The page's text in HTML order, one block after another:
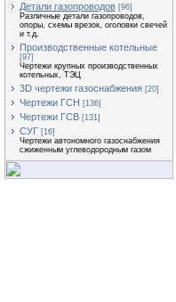
Детали газопроводов [96]
Различные детали газопроводов,
опоры, схемы врезок, оголовки свечей
и т.д.
Производственные котельные
[97]
Чертежи крупных производственных
котельных, ТЭЦ
3D чертежи газоснабжения [20]
Чертежи ГСН [136]
Чертежи ГСВ [131]
СУГ [16]
Чертежи автономного газоснабжения
сжиженным углеводородным газом